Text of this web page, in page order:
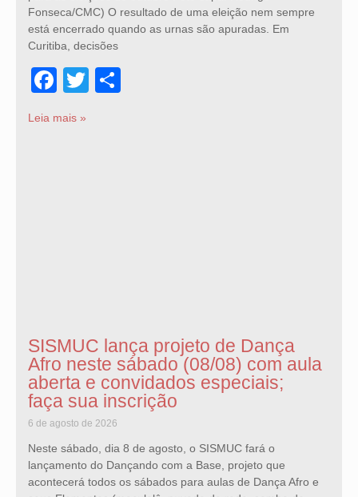
Fonseca/CMC) O resultado de uma eleição nem sempre
está encerrado quando as urnas são apuradas. Em
Curitiba, decisões
Facebook
Twitter
Leia mais »
SISMUC lança projeto de Dança
Afro neste sábado (08/08) com aula
aberta e convidados especiais;
faça sua inscrição
6 de agosto de 2026
Neste sábado, dia 8 de agosto, o SISMUC fará o
lançamento do Dançando com a Base, projeto que
acontecerá todos os sábados para aulas de Dança Afro e